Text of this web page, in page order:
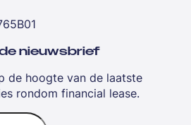
nieuwsbrief
de hoogte van de laatste
rondom financial lease.